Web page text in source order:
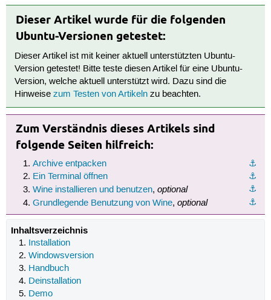
Dieser Artikel wurde für die folgenden
Ubuntu-Versionen getestet:
Dieser Artikel ist mit keiner aktuell unterstützten Ubuntu-
Version getestet! Bitte teste diesen Artikel für eine Ubuntu-
Version, welche aktuell unterstützt wird. Dazu sind die
Hinweisezum Testen von Artikeln zu beachten.
Zum Verständnis dieses Artikels sind
folgende Seiten hilfreich:
⚓︎
Archive entpacken
⚓︎
Ein Terminal öffnen
⚓︎
Wine installieren und benutzen, optional
⚓︎
Grundlegende Benutzung von Wine, optional
Inhaltsverzeichnis
Installation
Windowsversion
Handbuch
Deinstallation
Demo